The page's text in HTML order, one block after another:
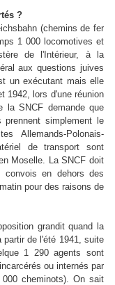
?
(chemins de fer
1 000 locomotives et
de l'Intérieur, à la
aux questions juives
un exécutant mais elle
1942, lors d'une réunion
la SNCF demande que
simplement le
Allemands-Polonais-
de transport sont
Moselle. La SNCF doit
en dehors des
pour des raisons de
grandit quand la
de l'été 1941, suite
1 290 agents sont
ou internés par
cheminots). On sait